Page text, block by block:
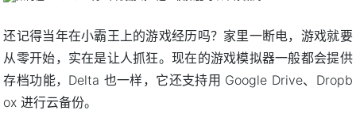
还记得当年在小霸王上的游戏经历吗？家里一断电，游戏就要
从零开始，实在是让人抓狂。现在的游戏模拟器一般都会提供
存档功能，Delta 也一样，它还支持用 Google Drive、Dropb
ox 进行云备份。